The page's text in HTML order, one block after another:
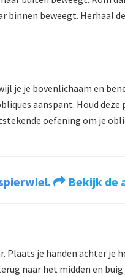
binnen beweegt. Herhaal
je je bovenlichaam en
aanspant. Houd deze
oefening om je
Bekijk de
je handen achter je
naar het midden en